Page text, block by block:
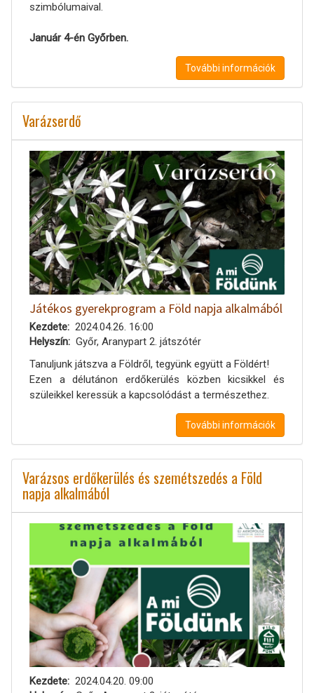
szimbólumaival.
Január 4-én Győrben.
További információk
Varázserdő
Játékos gyerekprogram a Föld napja alkalmából
Kezdete
2024.04.26. 16:00
Helyszín
Győr, Aranypart 2. játszótér
Tanuljunk játszva a Földről, tegyünk együtt a Földért!
Ezen a délutánon erdőkerülés közben kicsikkel és
szüleikkel keressük a kapcsolódást a természethez.
További információk
Varázsos erdőkerülés és szemétszedés a Föld
napja alkalmából
Kezdete
2024.04.20. 09:00